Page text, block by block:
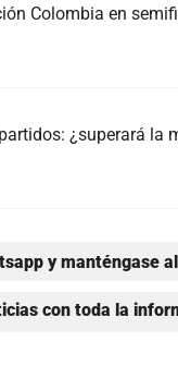
Colombia en
¿superará la
y manténgase
con toda la